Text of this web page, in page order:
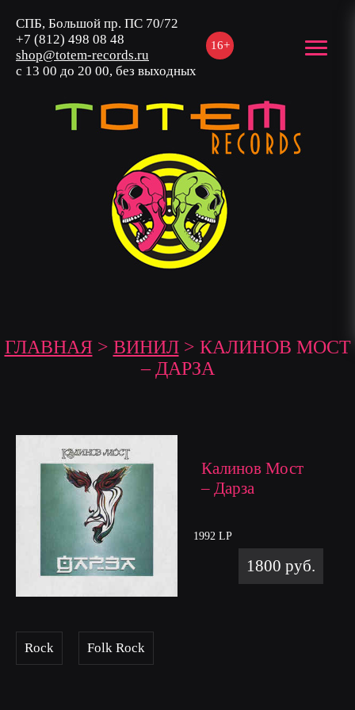
16+
СПБ, Большой пр. ПС 70/72
+7 (812) 498 08 48
shop@totem-records.ru
с 13 00 до 20 00, без выходных
ГЛАВНАЯ> ВИНИЛ> КАЛИНОВ МОСТ
– ДАРЗА
Калинов Мост
– Дарза
1992 LP
1800 руб.
Rock Folk Rock